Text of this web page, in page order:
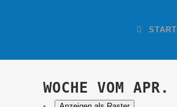
START
WOCHE VOM APR.